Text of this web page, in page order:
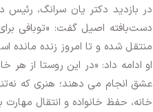
در بازدید دکتر یان سرانگ، رئیس
دست‌بافته اصیل گفت: «توبافی
منتقل شده و تا امروز زنده مانده
او ادامه داد: «در این روستا از
عشق انجام می‌ دهند؛ هنری که
خانه، حفظ خانواده و انتقال